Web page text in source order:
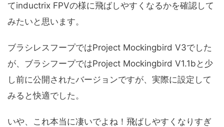
てinductrix FPVの様に飛ばしやすくなるかを確認して
みたいと思います。
ブラシレスフープではProject Mockingbird V3でした
が、ブラシフープではProject Mockingbird V1.1bと少
し前に公開されたバージョンですが、実際に設定して
みると快適でした。
いや、これ本当に凄いでよね！飛ばしやすくなりすぎ